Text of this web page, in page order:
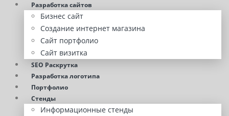
Разработка сайтов
Бизнес сайт
Создание интернет магазина
Сайт портфолио
Сайт визитка
SEO Раскрутка
Разработка логотипа
Портфолио
Стенды
Информационные стенды